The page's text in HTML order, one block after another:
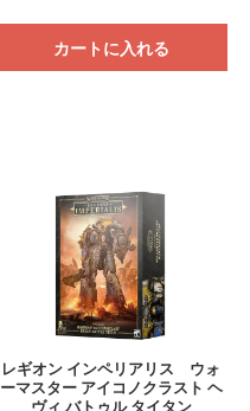
カートに入れる
レギオン インペリアリス ウォ
ーマスター アイコノクラスト ヘ
ヴィ バトゥル タイタン